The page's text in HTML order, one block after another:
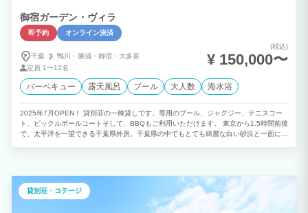
御宿ガーデン・ヴィラ
即予約 オンライン決済
千葉 鴨川・ 勝浦・ 御宿・ 大多喜
定員 1〜12名
(税込)
¥ 150,000〜
バーベキュー 露天風呂 プール 大人数 海水浴
2025年7月OPEN！ 貸別荘の一棟貸しです。専用のプール、ジャグジー、テニスコー
ト、ピックルボールコートそして、BBQもご利用いただけます。 東京から1.5時間前後
で、太平洋を一望できる千葉県外房。千葉県の中でもとても綺麗な白い砂浜と一面に広
た。 ご家族、ご友人たちと楽しい時間をお過ごしください。
貸別荘・コテージ